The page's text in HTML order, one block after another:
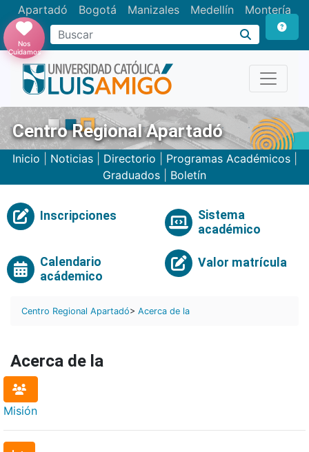
Apartadó Bogotá Manizales Medellín Montería
Nos
Cuidamos
Centro Regional Apartadó
Inicio Noticias| Directorio Programas Académicos|
Graduados
Boletín
Inscripciones
Sistema
académico
Calendario
acádemico
Valor matrícula
Centro Regional Apartadó> Acerca de la
Acerca de la
Misión